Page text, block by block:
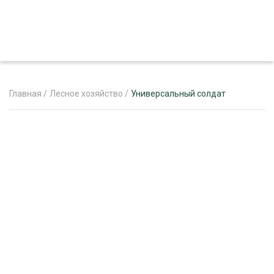
Главная / Лесное хозяйство / Универсальный солдат